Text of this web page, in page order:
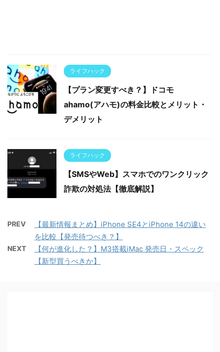
ライフハック
【プラン変更すべき？】ドコモ
ahamo(アハモ)の料金比較とメリット・
デメリット
ライフハック
【SMSやWeb】スマホでのワンクリック
詐欺の対処法【徹底解説】
PREV
【最新情報まとめ】iPhone SE4とiPhone 14の違い
を比較【発売待つべき？】
NEXT
【何が進化した？】M3搭載iMac 発売日・スペック
【新型買うべきか】